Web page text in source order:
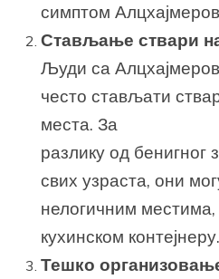
симптом
Стављање ствари
Људи са
често стављати
места. За
разлику од бенигног
свих узраста, они
нелогичним местима,
кухинском контејнеру.
Тешко